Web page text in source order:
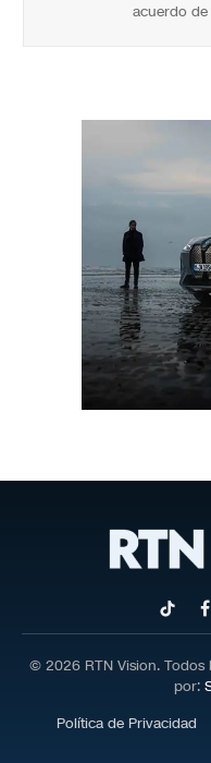
acuerdo de
TikTok
© 2026 RTN Vision. Todos
por:
Política de Privacidad